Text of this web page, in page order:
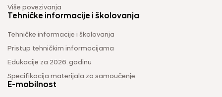
Više povezivanja
Tehničke informacije i školovanja
Tehničke informacije i školovanja
Pristup tehničkim informacijama
Edukacije za 2026. godinu
Specifikacija materijala za samoučenje
E-mobilnost